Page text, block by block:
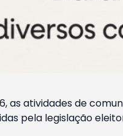
as atividades de
pela legislação